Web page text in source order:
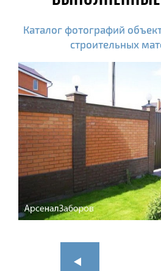
Каталог фотографий
строительных